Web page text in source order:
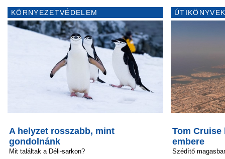
KÖRNYEZETVÉDELEM
A helyzet rosszabb, mint
gondolnánk
Mit találtak a Déli-sarkon?
Tom Cruise
embere
Szédítő